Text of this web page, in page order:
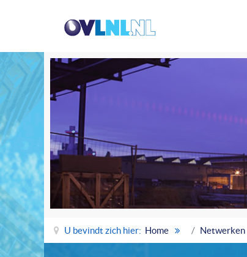
U bevindt zich hier: Home Netwerken